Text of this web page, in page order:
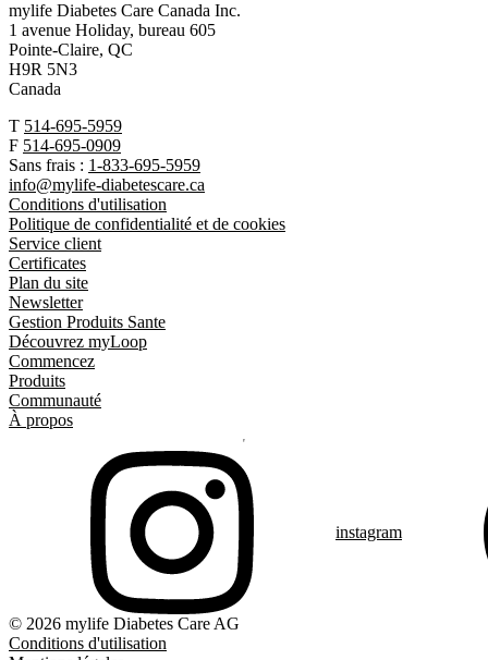
mylife Diabetes Care Canada Inc.
1 avenue Holiday, bureau 605
Pointe-Claire, QC
H9R 5N3
Canada
T 514-695-5959
F 514-695-0909
Sans frais : 1-833-695-5959
info@mylife-diabetescare.ca
Conditions d'utilisation
Politique de confidentialité et de cookies
Service client
Certificates
Plan du site
Newsletter
Gestion Produits Sante
Découvrez myLoop
Commencez
Produits
Communauté
À propos
instagram
© 2026 mylife Diabetes Care AG
Conditions d'utilisation